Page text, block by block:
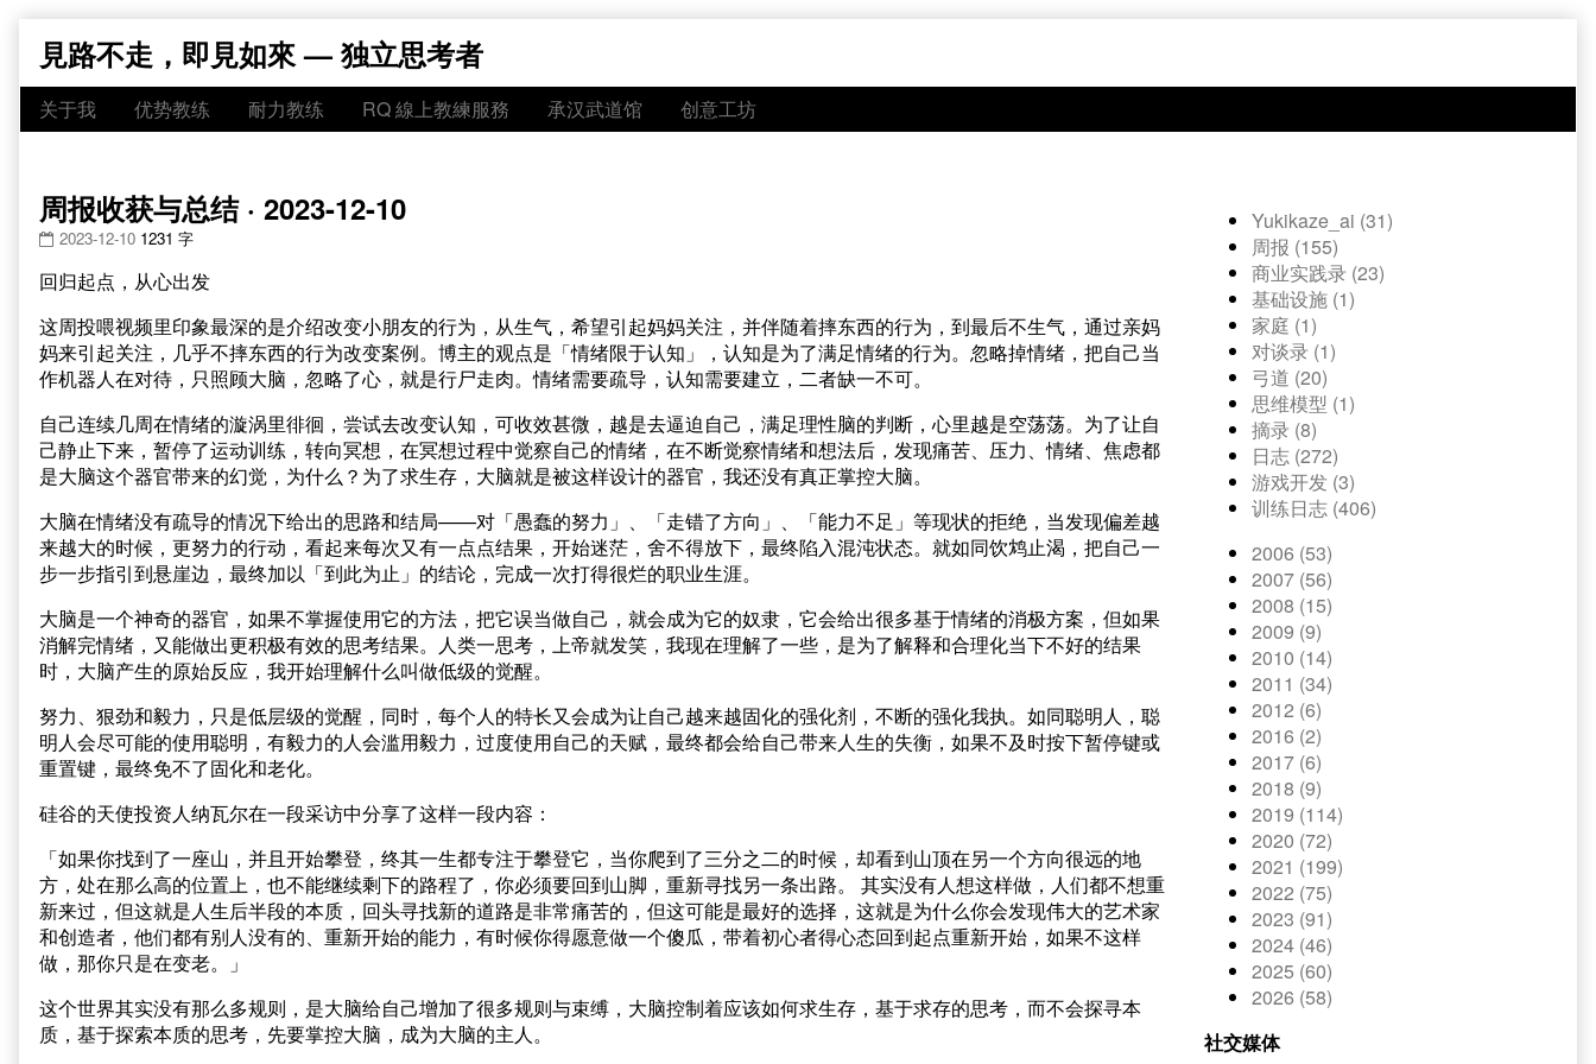
content
見路不走，即見如來 — 独立思考者
关于我 优势教练 耐力教练 RQ 線上教練服務 承汉武道馆 创意工坊
周报收获与总结 · 2023-12-10
2023-12-10 1231 字
回归起点，从心出发
这周投喂视频里印象最深的是介绍改变小朋友的行为，从生气，希望引起妈妈关注，并伴随着摔东西的行为，到最后不生气，通过亲妈
妈来引起关注，几乎不摔东西的行为改变案例。博主的观点是「情绪限于认知」，认知是为了满足情绪的行为。忽略掉情绪，把自己当
作机器人在对待，只照顾大脑，忽略了心，就是行尸走肉。情绪需要疏导，认知需要建立，二者缺一不可。
自己连续几周在情绪的漩涡里徘徊，尝试去改变认知，可收效甚微，越是去逼迫自己，满足理性脑的判断，心里越是空荡荡。为了让自
己静止下来，暂停了运动训练，转向冥想，在冥想过程中觉察自己的情绪，在不断觉察情绪和想法后，发现痛苦、压力、情绪、焦虑都
是大脑这个器官带来的幻觉，为什么？为了求生存，大脑就是被这样设计的器官，我还没有真正掌控大脑。
大脑在情绪没有疏导的情况下给出的思路和结局——对「愚蠢的努力」、「走错了方向」、「能力不足」等现状的拒绝，当发现偏差越
来越大的时候，更努力的行动，看起来每次又有一点点结果，开始迷茫，舍不得放下，最终陷入混沌状态。就如同饮鸩止渴，把自己一
步一步指引到悬崖边，最终加以「到此为止」的结论，完成一次打得很烂的职业生涯。
大脑是一个神奇的器官，如果不掌握使用它的方法，把它误当做自己，就会成为它的奴隶，它会给出很多基于情绪的消极方案，但如果
消解完情绪，又能做出更积极有效的思考结果。人类一思考，上帝就发笑，我现在理解了一些，是为了解释和合理化当下不好的结果
时，大脑产生的原始反应，我开始理解什么叫做低级的觉醒。
努力、狠劲和毅力，只是低层级的觉醒，同时，每个人的特长又会成为让自己越来越固化的强化剂，不断的强化我执。如同聪明人，聪
明人会尽可能的使用聪明，有毅力的人会滥用毅力，过度使用自己的天赋，最终都会给自己带来人生的失衡，如果不及时按下暂停键或
重置键，最终免不了固化和老化。
硅谷的天使投资人纳瓦尔在一段采访中分享了这样一段内容：
「如果你找到了一座山，并且开始攀登，终其一生都专注于攀登它，当你爬到了三分之二的时候，却看到山顶在另一个方向很远的地
方，处在那么高的位置上，也不能继续剩下的路程了，你必须要回到山脚，重新寻找另一条出路。 其实没有人想这样做，人们都不想重
新来过，但这就是人生后半段的本质，回头寻找新的道路是非常痛苦的，但这可能是最好的选择，这就是为什么你会发现伟大的艺术家
和创造者，他们都有别人没有的、重新开始的能力，有时候你得愿意做一个傻瓜，带着初心者得心态回到起点重新开始，如果不这样
做，那你只是在变老。」
这个世界其实没有那么多规则，是大脑给自己增加了很多规则与束缚，大脑控制着应该如何求生存，基于求存的思考，而不会探寻本
质，基于探索本质的思考，先要掌控大脑，成为大脑的主人。
Yukikaze_ai (31)
周报 (155)
商业实践录 (23)
基础设施 (1)
家庭 (1)
对谈录 (1)
弓道 (20)
思维模型 (1)
摘录 (8)
日志 (272)
游戏开发 (3)
训练日志 (406)
2006 (53)
2007 (56)
2008 (15)
2009 (9)
2010 (14)
2011 (34)
2012 (6)
2016 (2)
2017 (6)
2018 (9)
2019 (114)
2020 (72)
2021 (199)
2022 (75)
2023 (91)
2024 (46)
2025 (60)
2026 (58)
社交媒体